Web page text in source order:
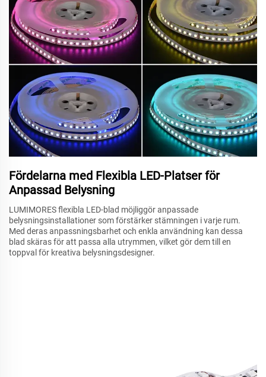
Fördelarna med Flexibla LED-Platser för
Anpassad Belysning
LUMIMORES flexibla LED-blad möjliggör anpassade
belysningsinstallationer som förstärker stämningen i varje rum.
Med deras anpassningsbarhet och enkla användning kan dessa
blad skäras för att passa alla utrymmen, vilket gör dem till en
toppval för kreativa belysningsdesigner.